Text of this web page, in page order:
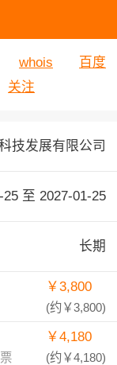
whois
百度
关注
技发展有限公司
25 至 2027-01-25
长期
￥3,800
(约￥3,800)
￥4,180
(约￥4,180)